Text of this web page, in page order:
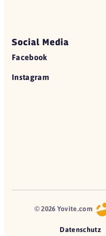
Social Media
Facebook
Instagram
© 2026 Yovite.com
Datenschutz